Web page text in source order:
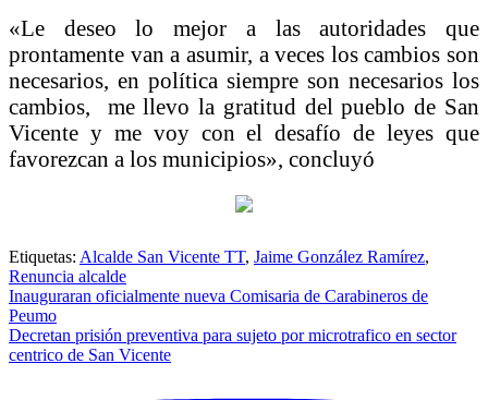
«Le deseo lo mejor a las autoridades que
prontamente van a asumir, a veces los cambios son
necesarios, en política siempre son necesarios los
cambios, me llevo la gratitud del pueblo de San
Vicente y me voy con el desafío de leyes que
favorezcan a los municipios», concluyó
Etiquetas: Alcalde San Vicente TT, Jaime González Ramírez,
Renuncia alcalde
Navegación
de
entradas
Inauguraran oficialmente nueva Comisaria de Carabineros de
Peumo
Decretan prisión preventiva para sujeto por microtrafico en sector
centrico de San Vicente